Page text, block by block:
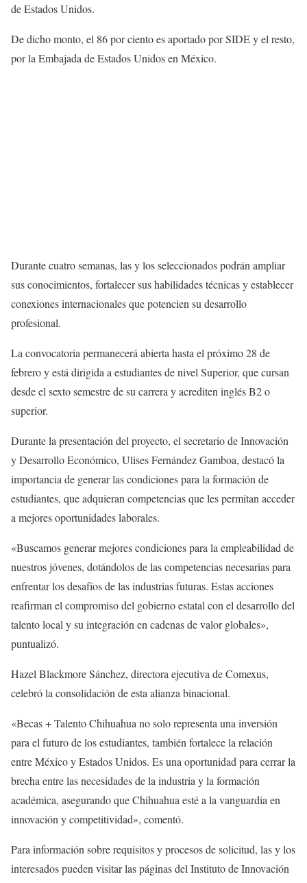
de Estados Unidos.
De dicho monto, el 86 por ciento es aportado por SIDE y el resto,
por la Embajada de Estados Unidos en México.
Durante cuatro semanas, las y los seleccionados podrán ampliar
sus conocimientos, fortalecer sus habilidades técnicas y establecer
conexiones internacionales que potencien su desarrollo
profesional.
La convocatoria permanecerá abierta hasta el próximo 28 de
febrero y está dirigida a estudiantes de nivel Superior, que cursan
desde el sexto semestre de su carrera y acrediten inglés B2 o
superior.
Durante la presentación del proyecto, el secretario de Innovación
y Desarrollo Económico, Ulises Fernández Gamboa, destacó la
importancia de generar las condiciones para la formación de
estudiantes, que adquieran competencias que les permitan acceder
a mejores oportunidades laborales.
«Buscamos generar mejores condiciones para la empleabilidad de
nuestros jóvenes, dotándolos de las competencias necesarias para
enfrentar los desafíos de las industrias futuras. Estas acciones
reafirman el compromiso del gobierno estatal con el desarrollo del
talento local y su integración en cadenas de valor globales»,
puntualizó.
Hazel Blackmore Sánchez, directora ejecutiva de Comexus,
celebró la consolidación de esta alianza binacional.
«Becas + Talento Chihuahua no solo representa una inversión
para el futuro de los estudiantes, también fortalece la relación
entre México y Estados Unidos. Es una oportunidad para cerrar la
brecha entre las necesidades de la industria y la formación
académica, asegurando que Chihuahua esté a la vanguardia en
innovación y competitividad», comentó.
Para información sobre requisitos y procesos de solicitud, las y los
interesados pueden visitar las páginas del Instituto de Innovación